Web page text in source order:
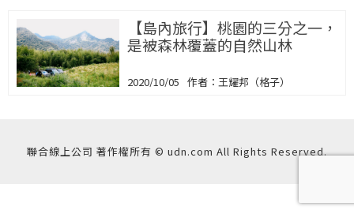
【島內旅行】桃園的三分之一，
是被森林覆蓋的自然山林
2020/10/05 王耀邦（格子）
聯合線上公司 著作權所有 © udn.com All Rights Reserved.